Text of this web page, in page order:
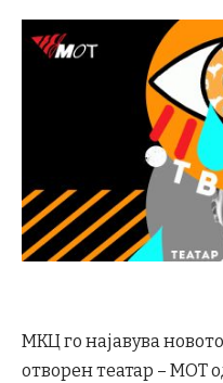
МКЦ го најавува
отворен театар – МОТ